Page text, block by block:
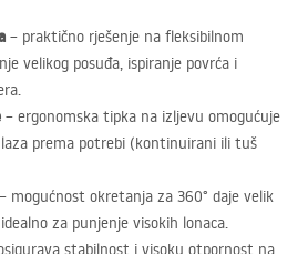
– praktično rješenje na fleksibilnom
velikog posuđa, ispiranje povrća i
– ergonomska tipka na izljevu omogućuje
prema potrebi (kontinuirani ili tuš
mogućnost okretanja za 360° daje velik
za punjenje visokih lonaca.
stabilnost i visoku otpornost na